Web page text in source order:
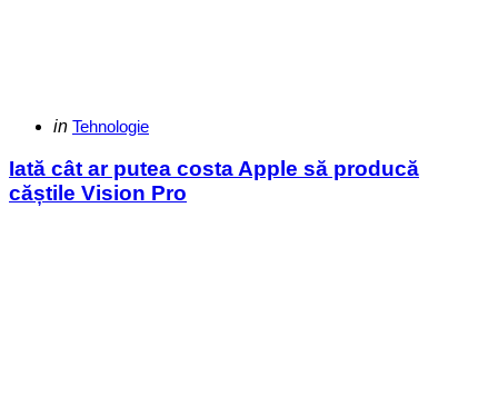
Categories
Posted
in Tehnologie
Iată cât ar putea costa Apple să producă
căștile Vision Pro